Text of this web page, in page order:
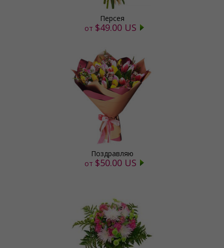
Персея
от $49.00 US
Поздравляю
от $50.00 US